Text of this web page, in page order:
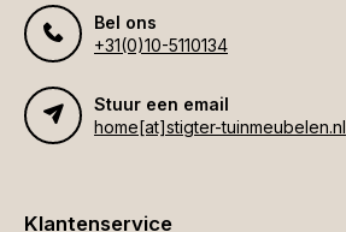
Bel ons
+31(0)10-5110134
Stuur een email
home[at]stigter-tuinmeubelen.nl
Klantenservice